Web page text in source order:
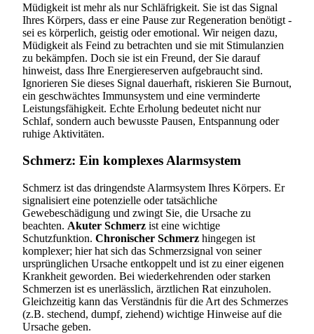
Müdigkeit ist mehr als nur Schläfrigkeit. Sie ist das Signal
Ihres Körpers, dass er eine Pause zur Regeneration benötigt -
sei es körperlich, geistig oder emotional. Wir neigen dazu,
Müdigkeit als Feind zu betrachten und sie mit Stimulanzien
zu bekämpfen. Doch sie ist ein Freund, der Sie darauf
hinweist, dass Ihre Energiereserven aufgebraucht sind.
Ignorieren Sie dieses Signal dauerhaft, riskieren Sie Burnout,
ein geschwächtes Immunsystem und eine verminderte
Leistungsfähigkeit. Echte Erholung bedeutet nicht nur
Schlaf, sondern auch bewusste Pausen, Entspannung oder
ruhige Aktivitäten.
Schmerz: Ein komplexes Alarmsystem
Schmerz ist das dringendste Alarmsystem Ihres Körpers. Er
signalisiert eine potenzielle oder tatsächliche
Gewebeschädigung und zwingt Sie, die Ursache zu
beachten. Akuter Schmerz ist eine wichtige
Schutzfunktion. Chronischer Schmerz hingegen ist
komplexer; hier hat sich das Schmerzsignal von seiner
ursprünglichen Ursache entkoppelt und ist zu einer eigenen
Krankheit geworden. Bei wiederkehrenden oder starken
Schmerzen ist es unerlässlich, ärztlichen Rat einzuholen.
Gleichzeitig kann das Verständnis für die Art des Schmerzes
(z.B. stechend, dumpf, ziehend) wichtige Hinweise auf die
Ursache geben.